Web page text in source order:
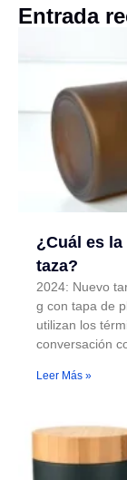
Entrada
¿Cuál es
taza?
2024: Nuevo
g con tapa de
utilizan los
conversación
Leer Más »